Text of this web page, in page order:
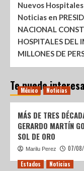
Nuevos
Noticias en
NACIONAL
HOSPITALES DEL
MILLONES DE
Te puede
México Noticias
MÁS DE TRES
GERARDO MARTÍN
SOL DE ORO
Marilu Perez 07/
Estados Noticias